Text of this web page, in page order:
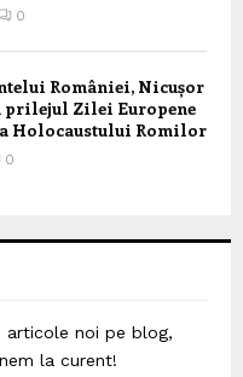
0
României, Nicușor
prilejul Zilei Europene
a Holocaustului Romilor
0
articole noi pe blog,
la curent!